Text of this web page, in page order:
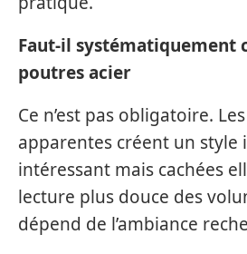
Faut-il systématiquement
poutres acier
Ce n’est pas obligatoire.
apparentes créent un style
intéressant mais cachées
lecture plus douce des
dépend de l’ambiance